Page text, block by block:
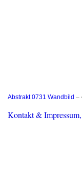
Abstrakt 0731 Wandbild –
Kontakt &